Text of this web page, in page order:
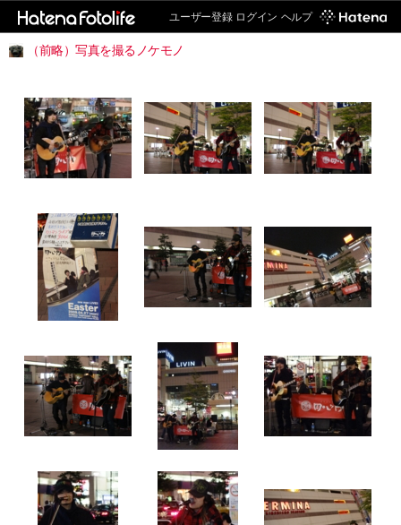
ユーザー登録 ログイン ヘルプ
（前略）写真を撮るノケモノ